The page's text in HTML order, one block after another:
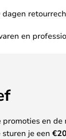
dagen
en
en
je een €